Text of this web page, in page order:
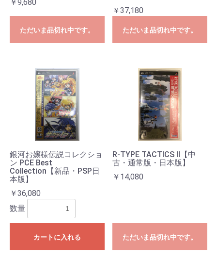
￥9,680
ただいま品切れ中です。
￥37,180
ただいま品切れ中です。
銀河お嬢様伝説コレクショ
ン PCE Best
Collection【新品・PSP日
本版】
￥36,080
数量
カートに入れる
R-TYPE TACTICS II【中
古・通常版・日本版】
￥14,080
ただいま品切れ中です。
お買い物を続ける カートへ進む